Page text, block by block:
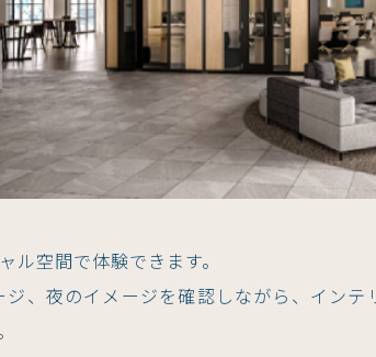
空間で体験できます。
、夜のイメージを確認しながら、インテ